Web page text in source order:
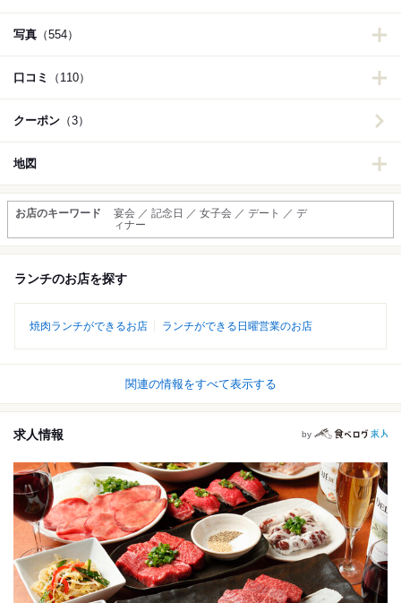
写真 （554）
口コミ （110）
クーポン （3）
地図
お店のキーワード
宴会 ／ 記念日 ／ 女子会 ／ デート ／ デ
ィナー
ランチのお店を探す
焼肉ランチができるお店 ランチができる日曜営業のお店
関連の情報をすべて表示する
求人情報 by